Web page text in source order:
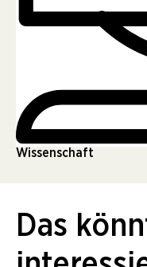
Wissenschaft
Das